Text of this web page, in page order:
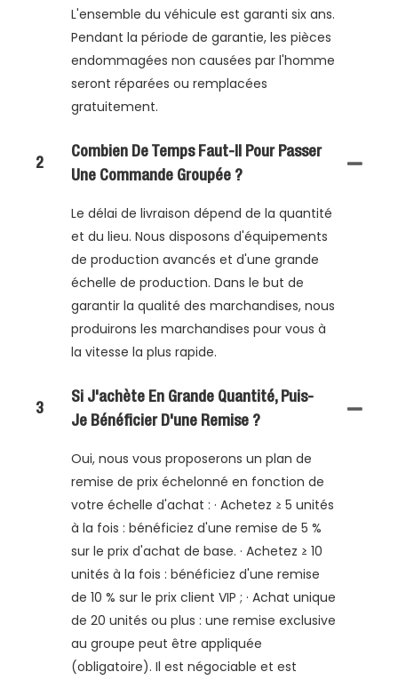
L'ensemble du véhicule est garanti six ans.
Pendant la période de garantie, les pièces
endommagées non causées par l'homme
seront réparées ou remplacées
gratuitement.
2
Combien De Temps Faut-Il Pour Passer
Une Commande Groupée ?
Le délai de livraison dépend de la quantité
et du lieu. Nous disposons d'équipements
de production avancés et d'une grande
échelle de production. Dans le but de
garantir la qualité des marchandises, nous
produirons les marchandises pour vous à
la vitesse la plus rapide.
3
Si J'achète En Grande Quantité, Puis-
Je Bénéficier D'une Remise ?
Oui, nous vous proposerons un plan de
remise de prix échelonné en fonction de
votre échelle d'achat : · Achetez ≥ 5 unités
à la fois : bénéficiez d'une remise de 5 %
sur le prix d'achat de base. · Achetez ≥ 10
unités à la fois : bénéficiez d'une remise
de 10 % sur le prix client VIP ; · Achat unique
de 20 unités ou plus : une remise exclusive
au groupe peut être appliquée
(obligatoire). Il est négociable et est